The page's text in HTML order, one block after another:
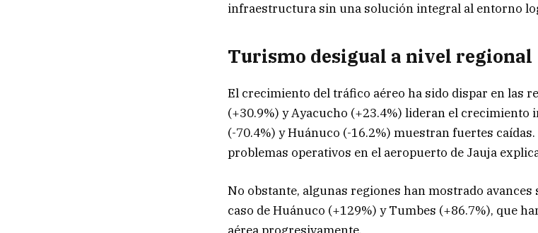
infraestructura sin una solución integral al entorno
Turismo desigual a nivel regional
El crecimiento del tráfico aéreo ha sido dispar en las
(+30.9%) y Ayacucho (+23.4%) lideran el crecimiento
(-70.4%) y Huánuco (-16.2%) muestran fuertes
problemas operativos en el aeropuerto de Jauja
No obstante, algunas regiones han mostrado avances
caso de Huánuco (+129%) y Tumbes (+86.7%), que